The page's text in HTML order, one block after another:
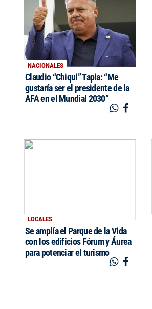
NACIONALES
Claudio “Chiqui” Tapia: “Me
gustaría ser el presidente de la
AFA en el Mundial 2030”
LOCALES
Se amplía el Parque de la Vida
con los edificios Fórum y Áurea
para potenciar el turismo